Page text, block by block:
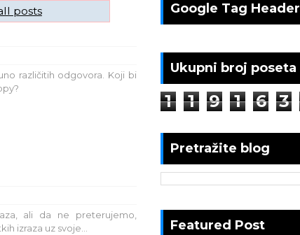
posts
različitih odgovora. Koji bi
ali da ne preterujemo,
izraza uz svoje...
Google Tag Header
Ukupni broj poseta
1 1 9 1 6 3
Pretražite blog
Featured Post